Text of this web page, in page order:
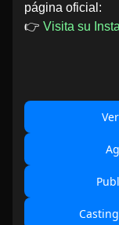
página oficial:
👉 Visita su